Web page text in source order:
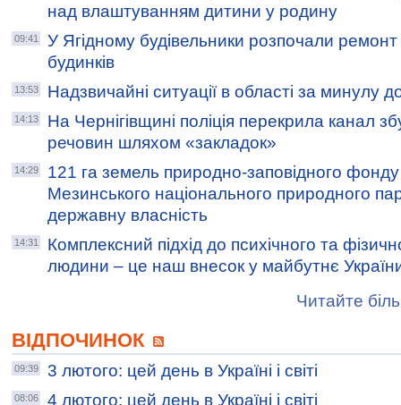
над влаштуванням дитини у родину
09:41
У Ягідному будівельники розпочали
будинків
13:53 Надзвичайні ситуації в області за минулу
14:13
На Чернігівщині поліція перекрила канал
речовин шляхом «закладок»
14:29
121 га земель природно-заповідного
Мезинського національного природного
державну власність
14:31
Комплексний підхід до психічного та
людини – це наш внесок у майбутнє
Читайте
ВІДПОЧИНОК
09:39 3 лютого: цей день в Україні і світі
08:06 4 лютого: цей день в Україні і світі